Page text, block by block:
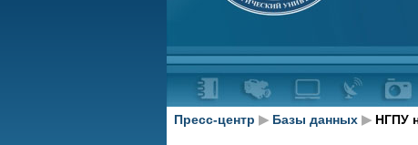
Пресс-центр ▶ Базы данных ▶НГПУ